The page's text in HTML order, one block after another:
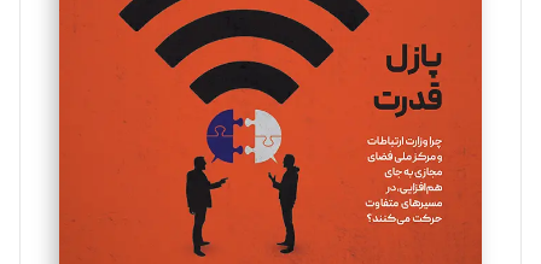
یسنا امان‌پور
تحریریه
ملینا جعفری
تحریریه